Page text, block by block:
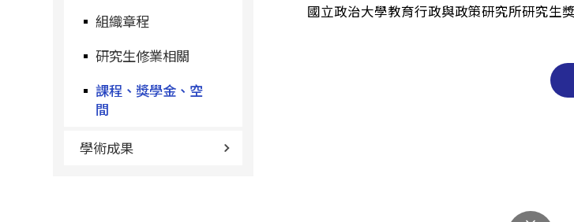
組織章程
研究生修業相關
課程、獎學金、空
間
學術成果
國立政治大學教育行政與政策研究所研究生